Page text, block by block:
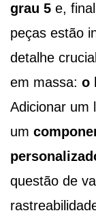
grau 5 e,
peças estão
detalhe
em massa: o
Adicionar um
um
questão de